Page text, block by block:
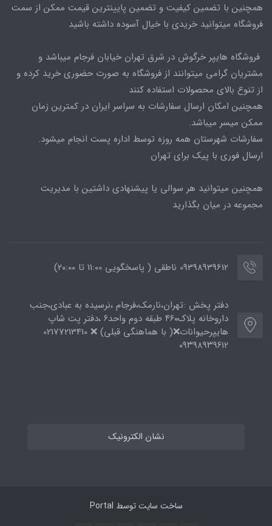
همچنین با تضمین کیفیت و تضمین پایینترین قیمت ممکن از سمت
فروشگاه میتوانید خریدی با خیال آسوده داشته باشید
فروشگاه هایپر خرگوش در شرق تهران خیابان فرجام میباشد و
مشتریان گرامی میتوانند از فروشگاه به صورت حضوری خرید کرده و
از تنوع بالای محصولات استفاده کنند
همچنین امکان ارسال سفارشات به سراسر ایران در کمترین زمان
ممکن میسر میباشد.
سفارشات شهرستان همه روزه توسط اداره پست انجام میشود.
ارسال فوری با پیک برای تهران
همچنین میتوانید هر سوالی یا پیشنهادی داشتین با مدیریت
مجموعه در میان بگذارید
09398939612 ناطقی ( پاسخگویی 11:00 تا ۲۰:00)
دفتر پخش :تهران،نارمک،فرجام ،نرسیده به عبادی،جنب
داروخانه پلاک۴۶۰ طبقه دوم واحد۶ ،دفتر پت شاپ
هایپرحیوانات❌( با هماهنگی قبلی) ❌ 02177213410
۰۹۳۹۸۹۳۹۶۱۲
نشان الکترونیک
ساخت سایت توسط Portal